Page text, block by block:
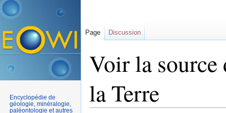
Voir la
la Terre
Page Discussion
Encyclopédie de
géologie, minéralogie,
paléontologie et autres